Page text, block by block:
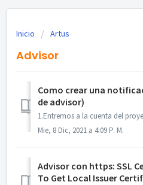
Inicio Artus
Advisor
Como crear una
de advisor)
Mie, 8 Dic, 2021 a 4:09 P. M.
Advisor con https: SSL
To Get Local Issuer